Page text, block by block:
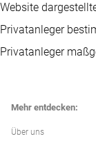
Website
Privatanleger
Privatanleger
Mehr entdecken:
Über uns